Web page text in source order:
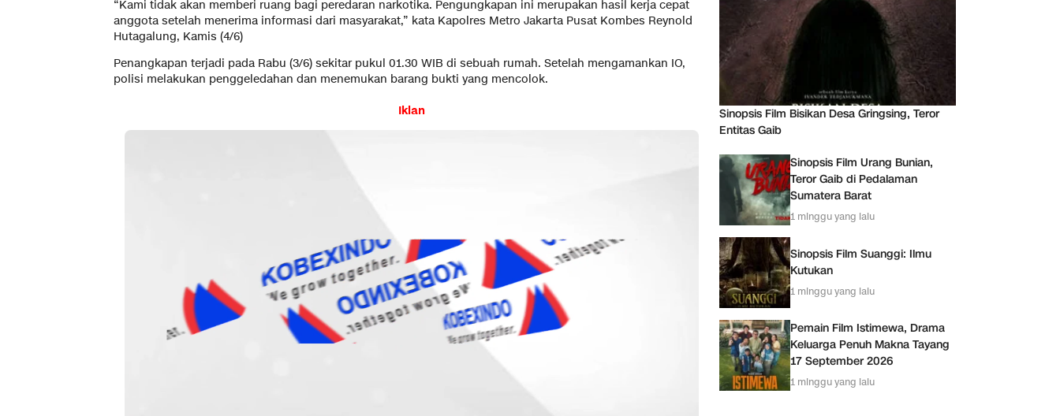
“Kami tidak akan memberi ruang bagi peredaran narkotika. Pengungkapan ini merupakan hasil kerja cepat
anggota setelah menerima informasi dari masyarakat,” kata Kapolres Metro Jakarta Pusat Kombes Reynold
Hutagalung, Kamis (4/6)
Penangkapan terjadi pada Rabu (3/6) sekitar pukul 01.30 WIB di sebuah rumah. Setelah mengamankan IO,
polisi melakukan penggeledahan dan menemukan barang bukti yang mencolok.
Iklan
Sinopsis Film Bisikan Desa Gringsing, Teror
Entitas Gaib
Sinopsis Film Urang Bunian,
Teror Gaib di Pedalaman
Sumatera Barat
1 minggu yang lalu
Sinopsis Film Suanggi: Ilmu
Kutukan
1 minggu yang lalu
Pemain Film Istimewa, Drama
Keluarga Penuh Makna Tayang
17 September 2026
1 minggu yang lalu